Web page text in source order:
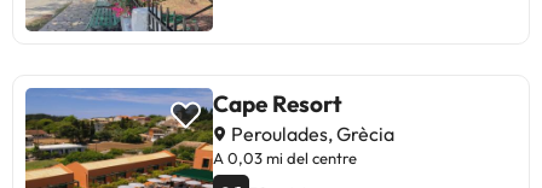
Cape Resort
Peroulades, Grècia
A 0,03 mi del centre